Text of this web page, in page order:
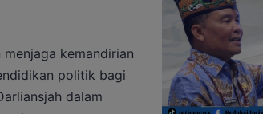
kemandirian
politik bagi
dalam